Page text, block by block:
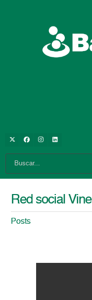
Red social Vine
Posts